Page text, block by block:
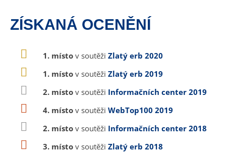
ZÍSKANÁ OCENĚNÍ
1. místo v soutěži Zlatý erb 2020
1. místo v soutěži Zlatý erb 2019
2. místo v soutěži Informačních center 2019
4. místo v soutěži WebTop100 2019
2. místo v soutěži Informačních center 2018
3. místo v soutěži Zlatý erb 2018